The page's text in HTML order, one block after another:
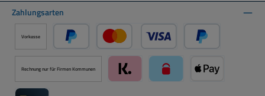
Zahlungsarten
Vorkasse
PayPal Kredit- oder Debitkarte über PayPal
Rechnung nur für Firmen Kommunen